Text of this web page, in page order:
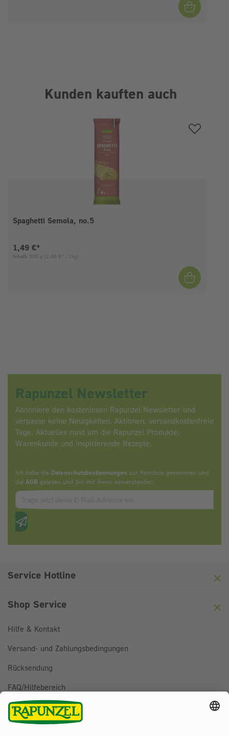
Kunden kauften auch
Spaghetti Semola, no.5
Aktueller Preis:
1,49 €*
Inhalt: 500 g (2,98 €* / 1kg)
Rapunzel Newsletter
Abonniere den kostenlosen Rapunzel Newsletter und
verpasse keine Neuigkeiten, Aktionen, versandkostenfreie
Tage, Aktuelles rund um die Rapunzel Produkte,
Warenkunde und inspirierende Rezepte.
Ich habe die Datenschutzbestimmungen zur Kenntnis genommen und
die AGB gelesen und bin mit ihnen einverstanden.
Zum abbonieren des Newsletters, bitte E-Mail Adresse
Anti-Roboter-Verifizierung
Service Hotline
Shop Service
Hilfe & Kontakt
Versand- und Zahlungsbedingungen
Rücksendung
FAQ/Hilfebereich
BESTELLUNG WIDERRUFEN